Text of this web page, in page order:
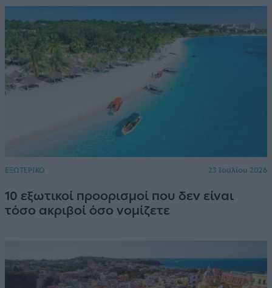
ΕΞΩΤΕΡΙΚΟ 23 Ιουλίου 2026
10 εξωτικοί προορισμοί που δεν είναι
τόσο ακριβοί όσο νομίζετε